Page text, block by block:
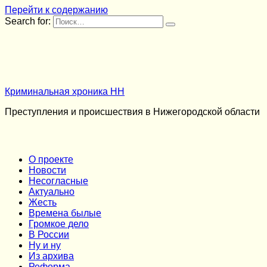
Перейти к содержанию
Search for:
Криминальная хроника НН
Преступления и происшествия в Нижегородской области
О проекте
Новости
Несогласные
Актуально
Жесть
Времена былые
Громкое дело
В России
Ну и ну
Из архива